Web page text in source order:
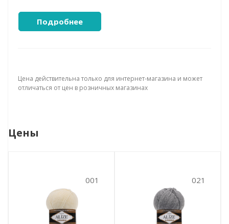
Подробнее
Цена действительна только для интернет-магазина и может
отличаться от цен в розничных магазинах
Цены
001 021